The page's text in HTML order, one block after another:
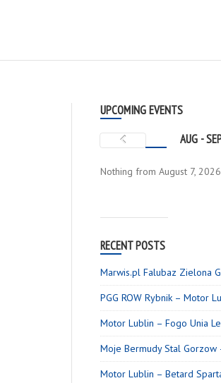
UPCOMING EVENTS
AUG -
Nothing from August 7,
RECENT POSTS
Marwis.pl Falubaz Zielona
PGG ROW Rybnik – Motor
Motor Lublin – Fogo Unia
Moje Bermudy Stal Gorzow
Motor Lublin – Betard